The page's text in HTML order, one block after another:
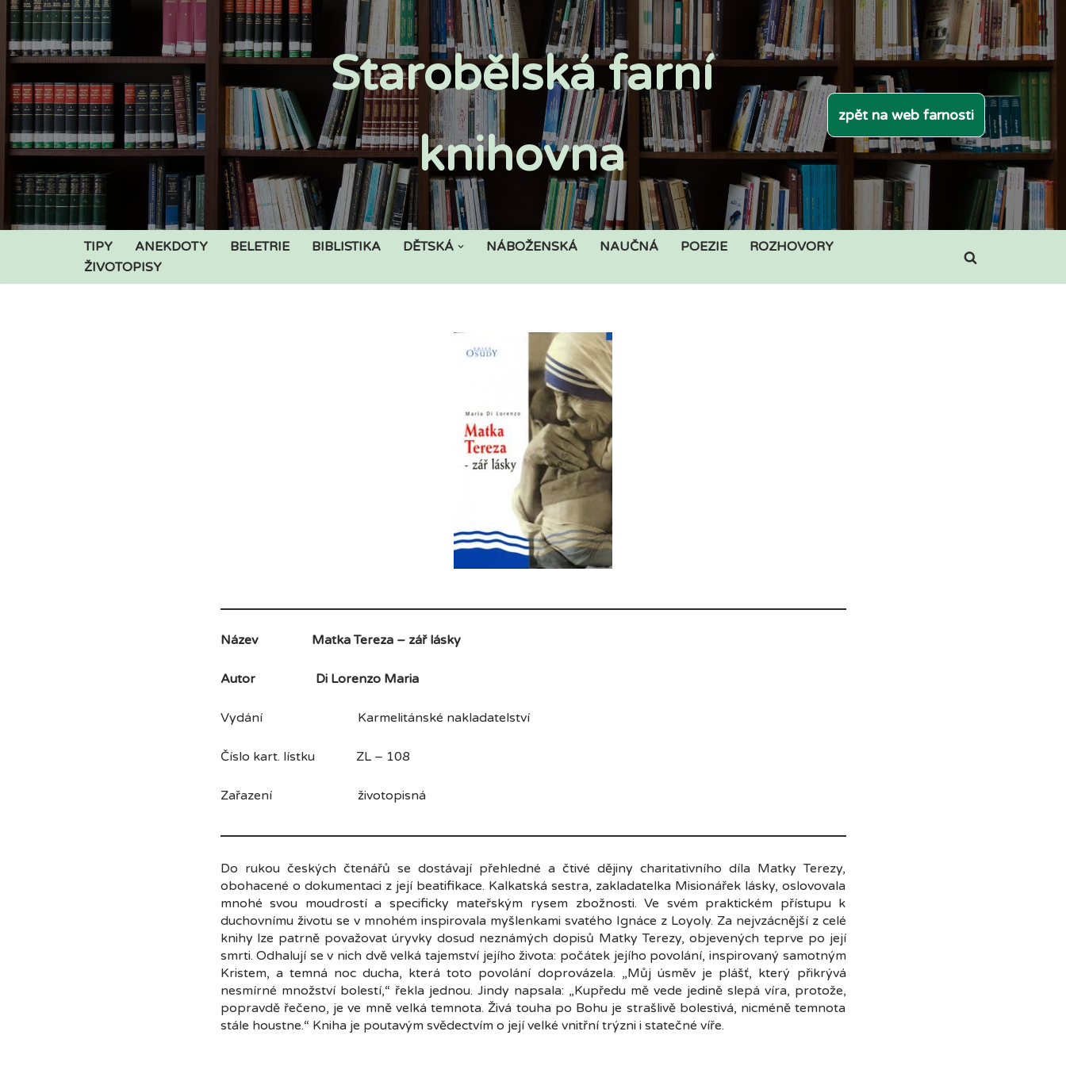
Přeskočit
na
obsah
Starobělská farní
knihovna
zpět na web farnosti
TIPY ANEKDOTY BELETRIE BIBLISTIKA DĚTSKÁ NÁBOŽENSKÁ NAUČNÁ POEZIE
ROZHOVORY
ŽIVOTOPISY
Název Matka Tereza – zář lásky
Autor Di Lorenzo Maria
Vydání Karmelitánské nakladatelství
Číslo kart. lístku ZL – 108
Zařazení životopisná
Do rukou českých čtenářů se dostávají přehledné a čtivé dějiny charitativního díla Matky Terezy,
obohacené o dokumentaci z její beatifikace. Kalkatská sestra, zakladatelka Misionářek lásky, oslovovala
mnohé svou moudrostí a specificky mateřským rysem zbožnosti. Ve svém praktickém přístupu k
duchovnímu životu se v mnohém inspirovala myšlenkami svatého Ignáce z Loyoly. Za nejvzácnější z celé
knihy lze patrně považovat úryvky dosud neznámých dopisů Matky Terezy, objevených teprve po její
smrti. Odhalují se v nich dvě velká tajemství jejího života: počátek jejího povolání, inspirovaný samotným
Kristem, a temná noc ducha, která toto povolání doprovázela. „Můj úsměv je plášť, který přikrývá
nesmírné množství bolestí,“ řekla jednou. Jindy napsala: „Kupředu mě vede jedině slepá víra, protože,
popravdě řečeno, je ve mně velká temnota. Živá touha po Bohu je strašlivě bolestivá, nicméně temnota
stále houstne.“ Kniha je poutavým svědectvím o její velké vnitřní trýzni i statečné víře.